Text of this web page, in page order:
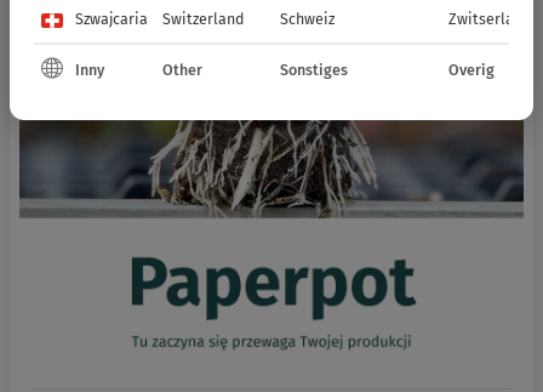
Szwajcaria Switzerland Schweiz Zwitserland
Inny Other Sonstiges Overig